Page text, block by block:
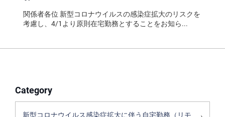
関係者各位 新型コロナウイルスの感染症拡大のリスクを
考慮し、4/1より原則在宅勤務とすることをお知ら...
Category
新型コロナウイルス感染症拡大に伴う自宅勤務（リモ